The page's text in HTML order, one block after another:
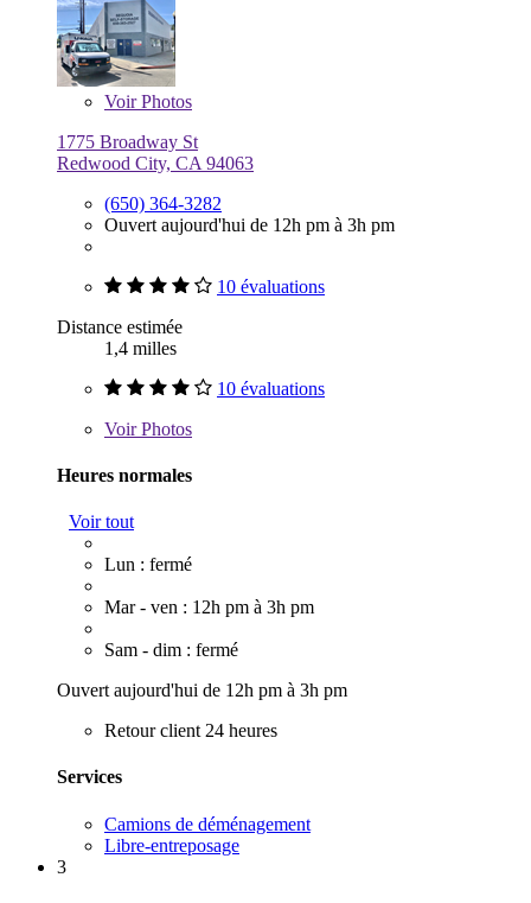
VoirPhotos
1775 Broadway St
Redwood City, CA 94063
(650) 364-3282
Ouvert aujourd'hui de 12h pm à 3h pm
10 évaluations
Distance estimée
1,4 milles
10 évaluations
VoirPhotos
Heures normales
Voir tout
Lun : fermé
Mar - ven : 12h pm à 3h pm
Sam - dim : fermé
Ouvert aujourd'hui de 12h pm à 3h pm
Retour client 24 heures
Services
Camions de déménagement
Libre-entreposage
3